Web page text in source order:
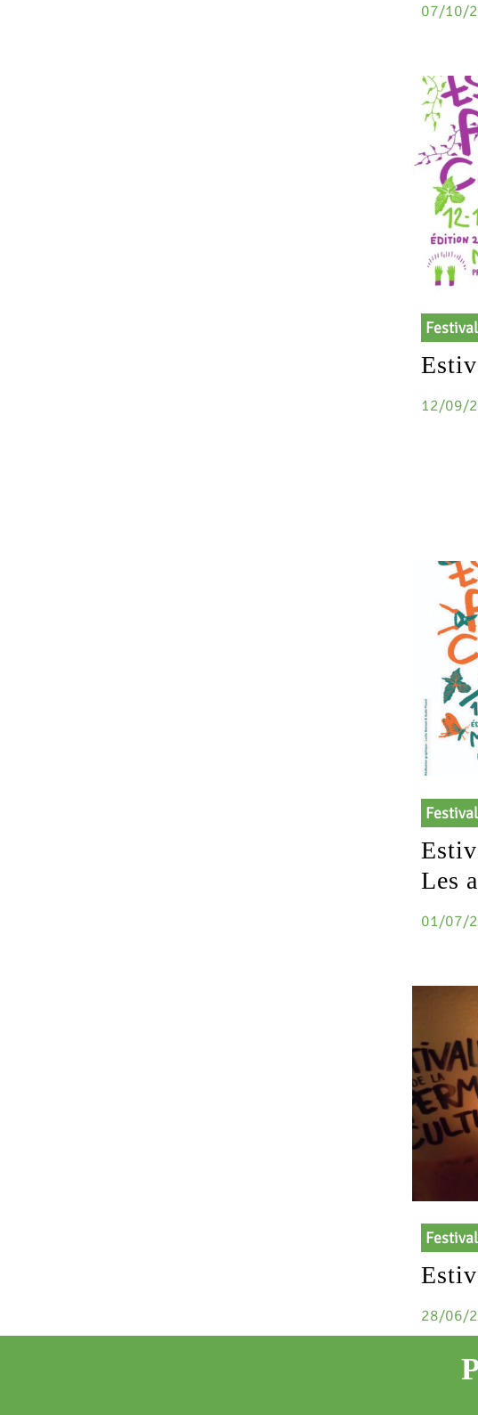
07/10/
12/09/
Les
01/07/
28/06/